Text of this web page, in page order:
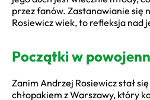
przez fanów. Zastanawianie się
Rosiewicz wiek, to refleksja nad
Początki w
Zanim Andrzej Rosiewicz stał
chłopakiem z Warszawy, który